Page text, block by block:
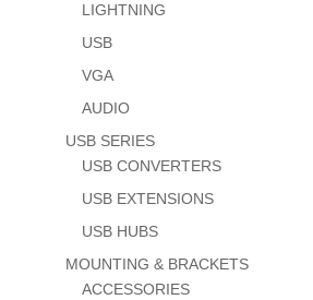
LIGHTNING
USB
VGA
AUDIO
USB SERIES
USB CONVERTERS
USB EXTENSIONS
USB HUBS
MOUNTING & BRACKETS
ACCESSORIES